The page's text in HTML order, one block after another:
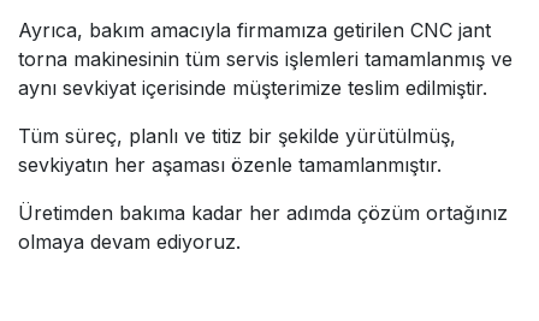
Ayrıca, bakım amacıyla firmamıza getirilen CNC jant
torna makinesinin tüm servis işlemleri tamamlanmış ve
aynı sevkiyat içerisinde müşterimize teslim edilmiştir.
Tüm süreç, planlı ve titiz bir şekilde yürütülmüş,
sevkiyatın her aşaması özenle tamamlanmıştır.
Üretimden bakıma kadar her adımda çözüm ortağınız
olmaya devam ediyoruz.